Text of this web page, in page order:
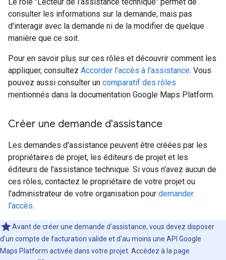
consulter les informations sur la demande, mais pas
d'interagir avec la demande ni de la modifier de quelque
manière que ce soit.
Pour en savoir plus sur ces rôles et découvrir comment les
appliquer, consultez Accorder l'accès à l'assistance. Vous
pouvez aussi consulter un comparatif des rôles
mentionnés dans la documentation Google Maps Platform.
Créer une demande d'assistance
Les demandes d'assistance peuvent être créées par les
propriétaires de projet, les éditeurs de projet et les
éditeurs de l'assistance technique. Si vous n'avez aucun de
ces rôles, contactez le propriétaire de votre projet ou
l'administrateur de votre organisation pour demander
l'accès.
Avant de créer une demande d'assistance, vous devez disposer
d'un compte de facturation valide et d'au moins une API Google
Maps Platform activée dans votre projet. Accédez à la page